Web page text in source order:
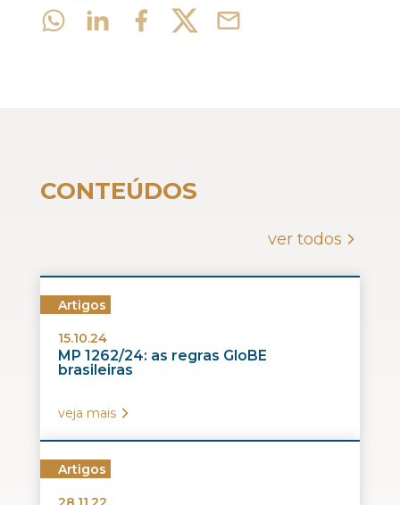
CONTEÚDOS
ver todos
Artigos
15.10.24
MP 1262/24: as regras GloBE
brasileiras
veja mais
Artigos